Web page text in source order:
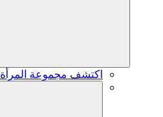
اكتشف مجموعة المرأة